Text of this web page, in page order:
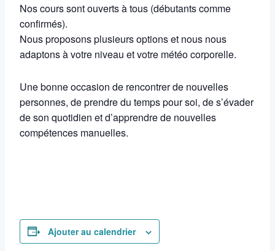
Nos cours sont ouverts à tous (débutants comme
confirmés).
Nous proposons plusieurs options et nous nous
adaptons à votre niveau et votre météo corporelle.
Une bonne occasion de rencontrer de nouvelles
personnes, de prendre du temps pour soi, de s’évader
de son quotidien et d’apprendre de nouvelles
compétences manuelles.
Ajouter au calendrier